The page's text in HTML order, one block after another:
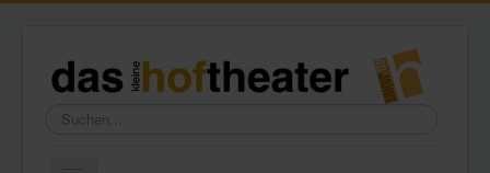
Suchen...